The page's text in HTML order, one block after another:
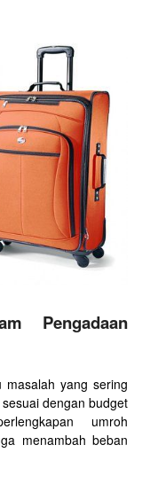
Pengadaan
masalah yang sering
dengan budget
umroh
menambah beban